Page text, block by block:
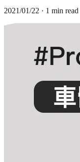
2021/01/22 · 1 min read